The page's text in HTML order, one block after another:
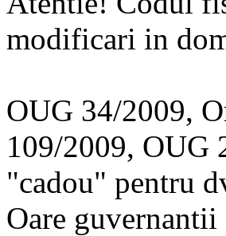
modificari in
OUG 34/2009,
109/2009, OUG
"cadou" pentru
Oare